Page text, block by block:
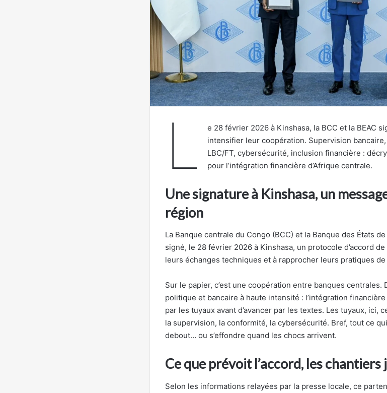
L
e 28 février 2026 à Kinshasa, la BCC et la BEAC
intensifier leur coopération. Supervision
LBC/FT, cybersécurité, inclusion financière :
pour l’intégration financière d’Afrique centrale.
Une signature à Kinshasa, un
région
La Banque centrale du Congo (BCC) et la Banque des États
signé, le 28 février 2026 à Kinshasa, un protocole d’accord
leurs échanges techniques et à rapprocher leurs pratiques
Sur le papier, c’est une coopération entre banques centrales.
politique et bancaire à haute intensité : l’intégration
par les tuyaux avant d’avancer par les textes. Les tuyaux, ici,
la supervision, la conformité, la cybersécurité. Bref, tout ce
debout… ou s’effondre quand les chocs arrivent.
Ce que prévoit l’accord, les
Selon les informations relayées par la presse locale, ce